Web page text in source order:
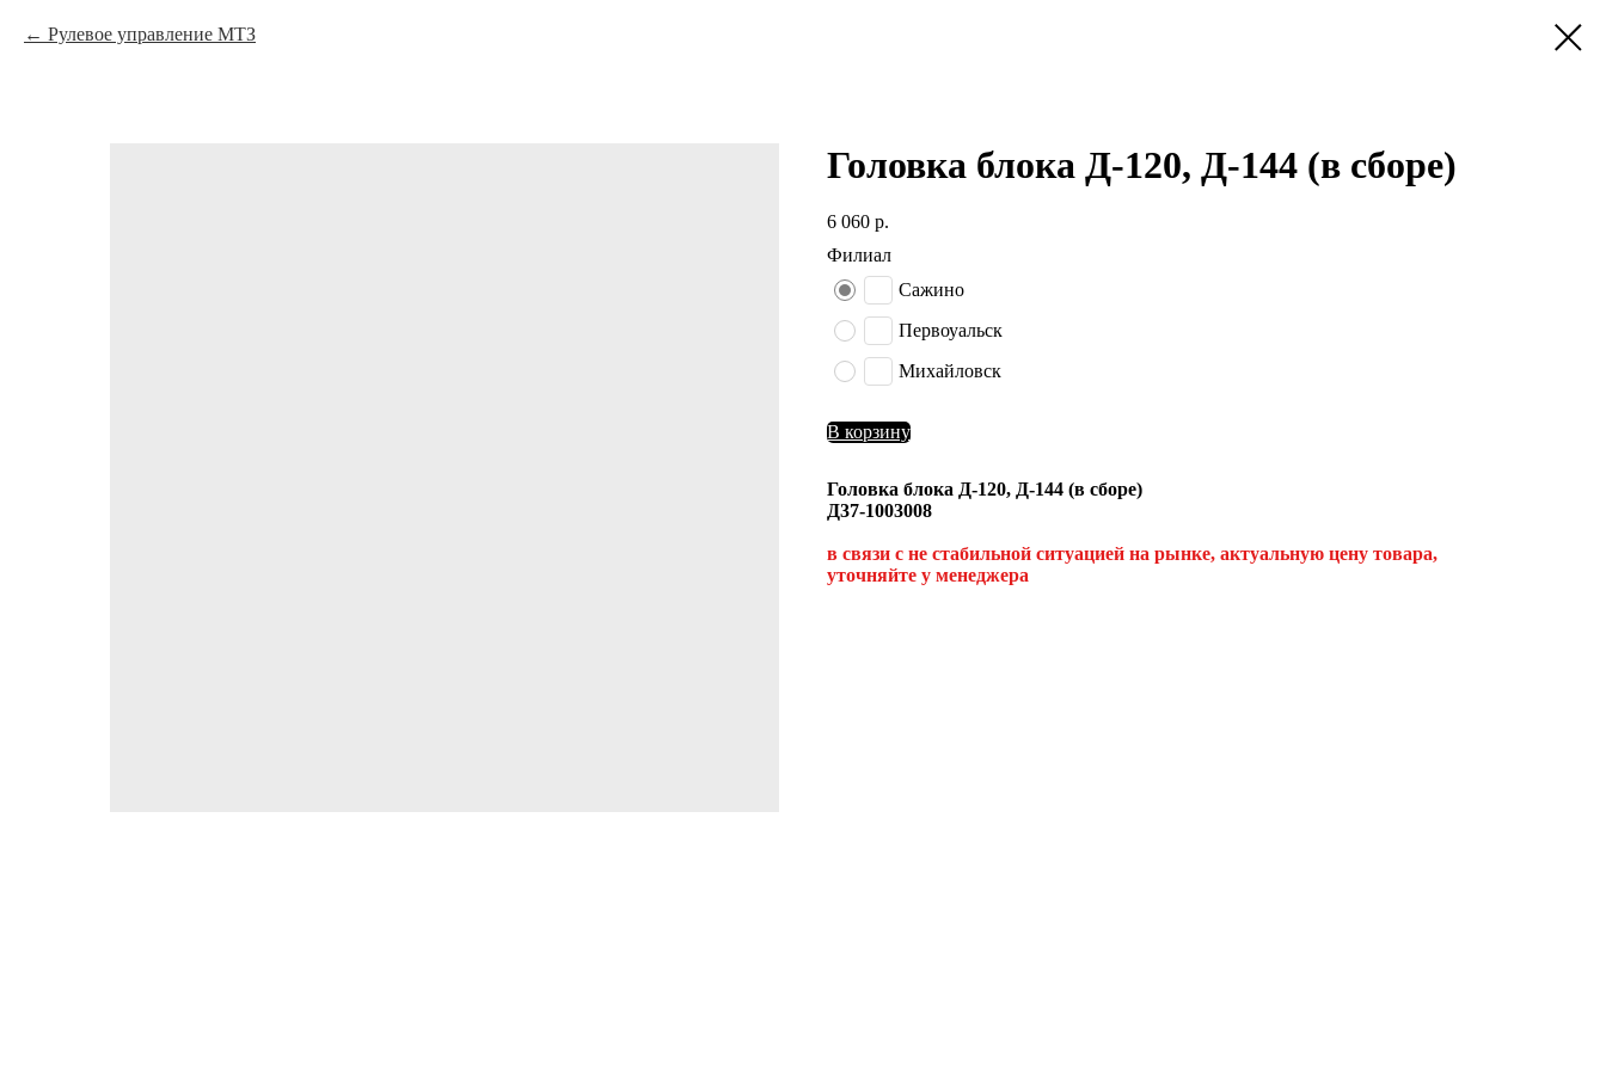
Рулевое управление МТЗ
Головка блока Д-120, Д-144 (в сборе)
6 060 р.
Филиал
Сажино
Первоуальск
Михайловск
В корзину
Головка блока Д-120, Д-144 (в сборе)
Д37-1003008
в связи с не стабильной ситуацией на рынке, актуальную цену товара,
уточняйте у менеджера